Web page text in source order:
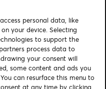
Kontakt
personal data, like
your device. Selecting
to support the
process data to
your consent will
some content and ads you
can resurface this menu to
at any time by clicking